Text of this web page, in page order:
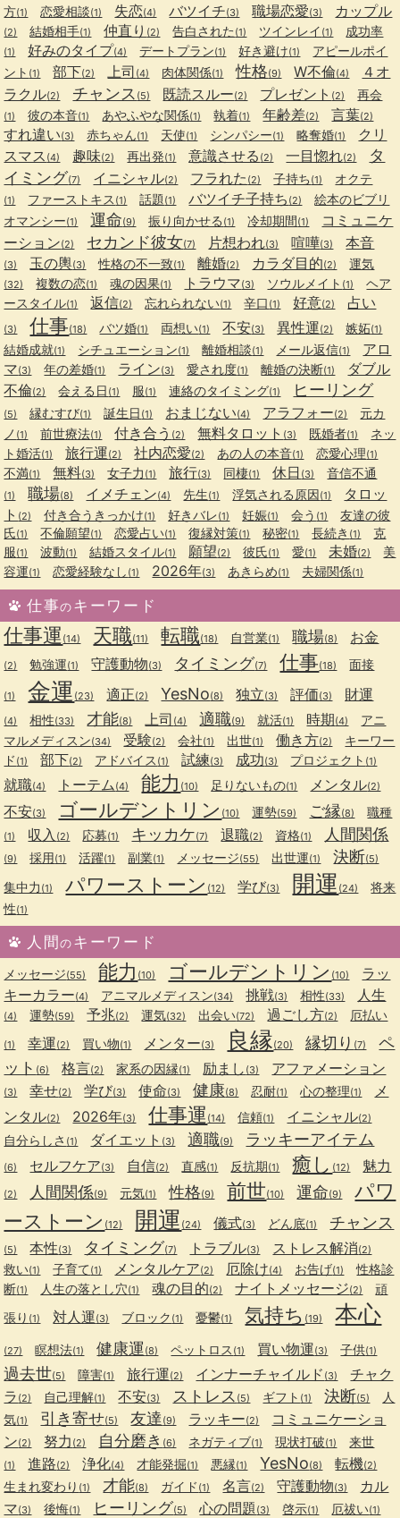
方(1) 恋愛相談(1) 失恋(4) バツイチ(3) 職場恋愛(3) カップル
(2) 結婚相手(1) 仲直り (2) 告白された (1) ツインレイ (1) 成功率
(1) 好みのタイプ(4) デートプラン(1) 好き避け(1)
アピールポイ
ント (1) 部下(2) 上司 (4) 肉体関係(1) 性格(9) W不倫(4)
４オ
ラクル(2) チャンス (5) 既読スルー(2) プレゼント (2) 再会
(1) 彼の本音(1) あやふやな関係(1) 執着(1) 年齢差(2) 言葉(2)
すれ違い(3) 赤ちゃん(1) 天使(1) シンパシー(1) 略奪婚(1)
クリ
スマス (4) 趣味(2) 再出発(1) 意識させる (2) 一目惚れ(2)
タ
イミング(7) イニシャル(2) フラれた (2) 子持ち(1) オクテ
(1) ファーストキス (1) 話題(1) バツイチ子持ち (2)
絵本のビブリ
オマンシー(1) 運命(9) 振り向かせる (1) 冷却期間(1)
コミュニケ
ーション(2) セカンド彼女(7) 片想われ(3) 喧嘩(3) 本音
(3) 玉の輿(3) 性格の不一致(1) 離婚(2) カラダ目的(2) 運気
(32) 複数の恋(1) 魂の因果(1) トラウマ(3) ソウルメイト (1)
ヘア
ースタイル(1) 返信(2) 忘れられない(1) 辛口 (1) 好意(2) 占い
(3) 仕事(18) バツ婚(1) 両想い(1) 不安(3) 異性運(2) 嫉妬(1)
結婚成就(1) シチュエーション(1) 離婚相談(1) メール返信(1)
アロ
マ(3) 年の差婚(1) ライン(3) 愛され度(1) 離婚の決断(1)
ダブル
不倫(2) 会える日 (1) 服(1) 連絡のタイミング(1) ヒーリング
(5) 縁むすび(1) 誕生日 (1) おまじない(4) アラフォー(2)
元カ
ノ (1) 前世療法(1) 付き合う (2) 無料タロット (3) 既婚者(1)
ネッ
ト婚活(1) 旅行運(2) 社内恋愛(2) あの人の本音(1) 恋愛心理(1)
不満(1) 無料(3) 女子力 (1) 旅行(3) 同棲(1) 休日 (3) 音信不通
(1) 職場(8) イメチェン(4) 先生(1) 浮気される原因(1)
タロッ
ト (2) 付き合うきっかけ(1) 好きバレ(1) 妊娠(1) 会う (1)
友達の彼
氏(1) 不倫願望(1) 恋愛占い(1) 復縁対策(1) 秘密(1) 長続き (1)
克
服(1) 波動(1) 結婚スタイル(1) 願望(2) 彼氏(1) 愛(1) 未婚(2)
美
容運(1) 恋愛経験なし (1) 2026年(3) あきらめ(1) 夫婦関係(1)
仕事のキーワード
仕事運 (14) 天職(11) 転職(18) 自営業(1) 職場(8) お金
(2) 勉強運(1) 守護動物(3) タイミング(7) 仕事(18) 面接
(1) 金運 (23) 適正(2) YesNo(8) 独立(3) 評価(3) 財運
(4) 相性(33) 才能(8) 上司 (4) 適職(9) 就活(1) 時期(4)
アニ
マルメディスン(34) 受験(2) 会社(1) 出世(1) 働き方(2)
キーワー
ド (1) 部下(2) アドバイス (1) 試練(3) 成功(3) プロジェクト (1)
就職(4) トーテム (4) 能力 (10) 足りないもの(1) メンタル(2)
不安(3) ゴールデントリン (10) 運勢(59) ご縁(8) 職種
(1) 収入 (2) 応募(1) キッカケ(7) 退職(2) 資格(1) 人間関係
(9) 採用(1) 活躍(1) 副業(1) メッセージ(55) 出世運(1) 決断(5)
集中力 (1) パワーストーン (12) 学び(3) 開運 (24)
将来
性(1)
人間のキーワード
メッセージ(55) 能力 (10) ゴールデントリン (10)
ラッ
キーカラー(4) アニマルメディスン(34) 挑戦(3) 相性(33) 人生
(4) 運勢(59) 予兆(2) 運気(32) 出会い(72) 過ごし方(2) 厄払い
(1) 幸運(2) 買い物(1) メンター(3) 良縁(20) 縁切り (7)
ペ
ット (6) 格言(2) 家系の因縁(1) 励まし (3) アファメーション
(3) 幸せ(2) 学び(3) 使命(3) 健康(8) 忍耐(1) 心の整理(1)
メ
ンタル(2) 2026年(3) 仕事運 (14) 信頼(1) イニシャル(2)
自分らしさ (1) ダイエット (3) 適職(9) ラッキーアイテム
(6) セルフケア(3) 自信(2) 直感(1) 反抗期(1) 癒し (12) 魅力
(2) 人間関係(9) 元気(1) 性格(9) 前世(10) 運命(9)
パワ
ーストーン (12) 開運 (24) 儀式(3) どん底(1) チャンス
(5) 本性(3) タイミング(7) トラブル(3) ストレス解消(2)
救い(1) 子育て(1) メンタルケア(2) 厄除け(4) お告げ(1)
性格診
断(1) 人生の落とし穴(1) 魂の目的(2) ナイトメッセージ(2)
頑
張り (1) 対人運(3) ブロック (1) 憂鬱(1) 気持ち (19) 本心
(27) 瞑想法(1) 健康運(8) ペットロス (1) 買い物運(3) 子供(1)
過去世(5) 障害(1) 旅行運(2) インナーチャイルド (3)
チャク
ラ (2) 自己理解(1) 不安(3) ストレス (5) ギフト (1) 決断(5)
人
気(1) 引き寄せ(5) 友達 (9) ラッキー(2)
コミュニケーショ
ン(2) 努力 (2) 自分磨き (6) ネガティブ(1) 現状打破(1) 来世
(1) 進路(2) 浄化(4) 才能発掘(1) 悪縁(1) YesNo(8) 転機(2)
生まれ変わり (1) 才能(8) ガイド (1) 名言(2) 守護動物(3)
カル
マ(3) 後悔(1) ヒーリング(5) 心の問題 (3) 啓示(1) 厄祓い(1)